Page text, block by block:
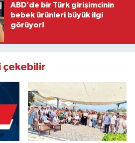
ABD’de bir Türk girişimcinin
bebek ürünleri büyük ilgi
görüyor!
çekebilir